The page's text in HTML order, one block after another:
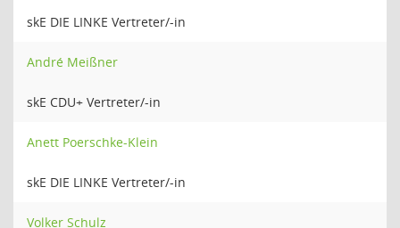
skE DIE LINKE Vertreter/-in
André Meißner
skE CDU+ Vertreter/-in
Anett Poerschke-Klein
skE DIE LINKE Vertreter/-in
Volker Schulz